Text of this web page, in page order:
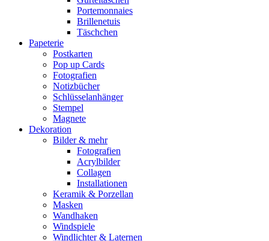
Portemonnaies
Brillenetuis
Täschchen
Papeterie
Postkarten
Pop up Cards
Fotografien
Notizbücher
Schlüsselanhänger
Stempel
Magnete
Dekoration
Bilder & mehr
Fotografien
Acrylbilder
Collagen
Installationen
Keramik & Porzellan
Masken
Wandhaken
Windspiele
Windlichter & Laternen